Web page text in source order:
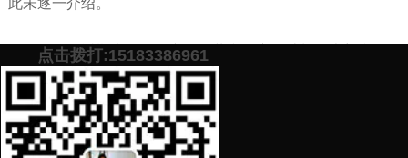
此未逐一介绍。
如果您近期也有网络产品包装和推广的计划，也想利用
网络来增加产品曝光、提高产品销量，欢迎加下面微信，免
费提供高效的产品推广方案。
预约营销老师 添加微信号：scyxch
点击拨打:15183386961